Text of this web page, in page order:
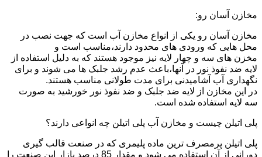
مخازن آسان رو:
مخازن آسان رو یکی از انواع مخازن آب است که جهت نصب در
محل هایی که ورودی های محدود دارند،مناسب است و
مخزن های سه و چهار لایه نیز موجود هستند که به دلیل استفاده از
لایه ضد نفوذ نور در آنها،باعث عدم رشد جلبک ها می شوند و برای
نگهداری آب آشامیدنی برای مدت طولانی مناسب هستند.
در این مخازن از لایه ضد جلبک و ضد نفوذ نور خورشید به صورت
سه لایه استفاده شده است.
پلی اتیلن چیست و مخازن آب پلی اتیلن چه انواعی دارند؟
پلی اتیلن پرمصرف ترین ماده پلیمری که در صنعت قالب گیری
دورانی از آن استفاده می شود و مقدار 85 درصد بازار این صنعت را